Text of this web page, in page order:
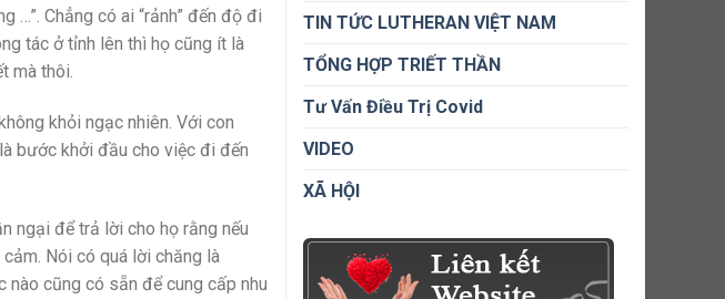
…”. Chẳng có ai “rảnh” đến độ đi
tác ở tỉnh lên thì họ cũng ít là
mà thôi.
khỏi ngạc nhiên. Với con
bước khởi đầu cho việc đi đến
ngại để trả lời cho họ rằng nếu
Nói có quá lời chăng là
nào cũng có sẵn để cung cấp nhu
TIN TỨC LUTHERAN VIỆT NAM
TỔNG HỢP TRIẾT THẦN
Tư Vấn Điều Trị Covid
VIDEO
XÃ HỘI